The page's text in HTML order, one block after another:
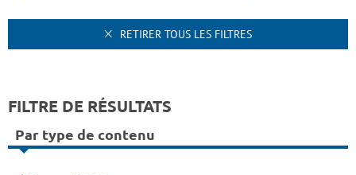
RETIRER TOUS LES FILTRES
FILTRE DE RÉSULTATS
Par type de contenu